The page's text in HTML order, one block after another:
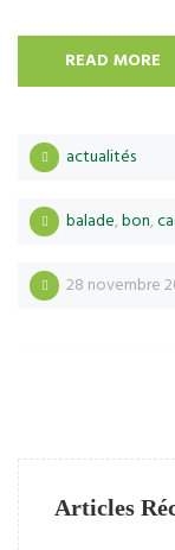
READ MORE
actualités
balade,bon,
28 novembre
Articles